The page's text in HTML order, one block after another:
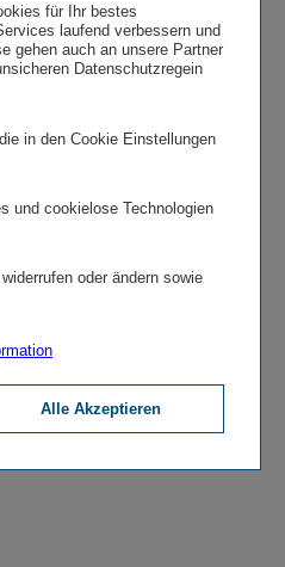
für Ihr bestes
laufend verbessern und
gehen auch an unsere Partner
Datenschutzregein
in den Cookie Einstellungen
und cookielose Technologien
oder ändern sowie
Alle Akzeptieren